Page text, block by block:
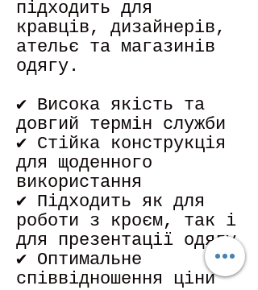
підходить для
кравців, дизайнерів,
ательє та магазинів
одягу.
✔ Висока якість та
довгий термін служби
✔ Стійка конструкція
для щоденного
використання
✔ Підходить як для
роботи з кроєм, так і
для презентації одягу
✔ Оптимальне
співвідношення ціни